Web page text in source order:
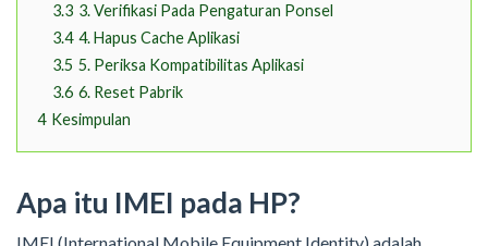
3.3 3. Verifikasi Pada Pengaturan Ponsel
3.4 4. Hapus Cache Aplikasi
3.5 5. Periksa Kompatibilitas Aplikasi
3.6 6. Reset Pabrik
4 Kesimpulan
Apa itu IMEI pada HP?